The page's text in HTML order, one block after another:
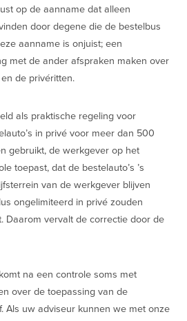
op de aanname dat alleen
door degene die de bestelbus
aanname is onjuist; een
met de ander afspraken maken over
de privéritten.
als praktische regeling voor
in privé voor meer dan 500
gebruikt, de werkgever op het
toepast, dat de bestelauto’s ’s
van de werkgever blijven
ongelimiteerd in privé zouden
Daarom vervalt de correctie door de
na een controle soms met
over de toepassing van de
Als uw adviseur kunnen we met onze